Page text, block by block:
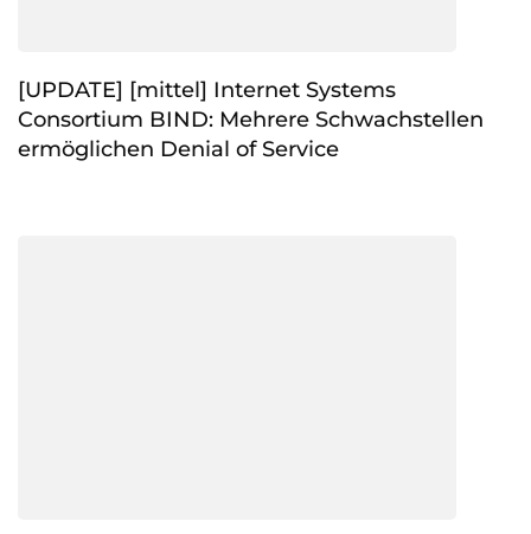
[UPDATE] [mittel] Internet Systems
Consortium BIND: Mehrere Schwachstellen
ermöglichen Denial of Service